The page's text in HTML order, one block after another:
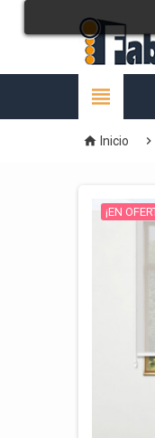

 Inicio 
¡EN